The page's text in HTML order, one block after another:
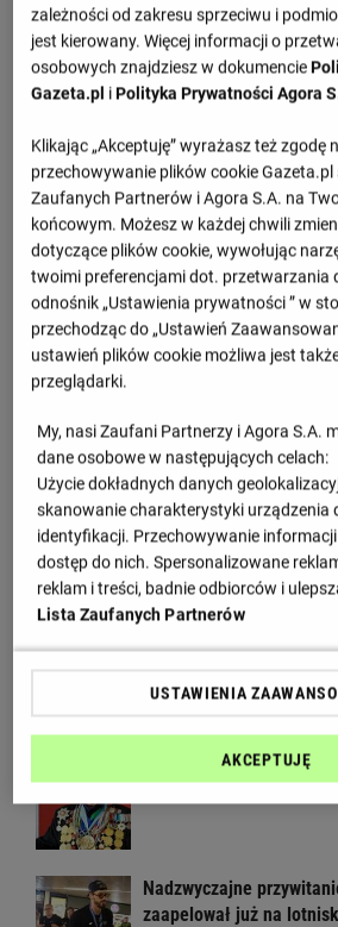
Przegląd
1.set -25 : 22
2.set -
16 : 25
3.set -25 : 15
4.set -32 : 30
Informacje o
European Championship Final
Niedziela 27.08.2023, godzina
Wiadomości
W Rosji zawrzało.
nieakceptowalne
Polacy wyjazd do Chin
"Cztery minuty przed
Tichonow grzmi: Z
Nadzwyczajne
zaapelował już na
zależności od zakresu sprzeciwu i
jest kierowany. Więcej informacji o
osobowych znajdziesz w dokumencie
Gazeta.pl i Polityka Prywatności Agora
Klikając „Akceptuję” wyrażasz też zgodę
przechowywanie plików cookie Gazeta.pl
Zaufanych Partnerów i Agora S.A. na
końcowym. Możesz w każdej chwili
dotyczące plików cookie, wywołując
twoimi preferencjami dot. przetwarzania
odnośnik „Ustawienia prywatności ” w
przechodząc do „Ustawień
ustawień plików cookie możliwa jest
przeglądarki.
My, nasi Zaufani Partnerzy i Agora S.A.
dane osobowe w następujących celach:
Użycie dokładnych danych
skanowanie charakterystyki urządzenia
identyfikacji. Przechowywanie
dostęp do nich. Spersonalizowane
reklam i treści, badnie odbiorców i
Lista Zaufanych Partnerów
USTAWIENIA
AKCEPTUJĘ